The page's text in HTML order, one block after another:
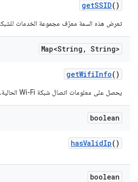
getSSID()
تعرض هذه السمة معرّف مجموعة الخدمات للشبكة
Map<String , String>
getWifiInfo()
يحصل على معلومات اتصال شبكة Wi-Fi الحالية.
boolean
hasValidIp()
boolean